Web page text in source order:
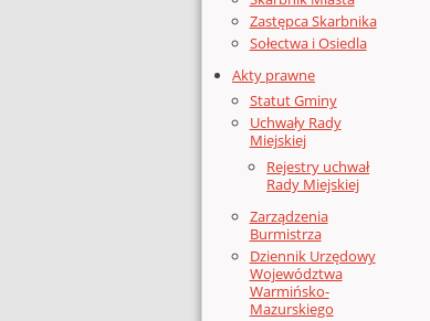
Zastępca Skarbnika
Sołectwa i Osiedla
Akty prawne
Statut Gminy
Uchwały Rady
Miejskiej
Rejestry uchwał
Rady Miejskiej
Zarządzenia
Burmistrza
Dziennik Urzędowy
Województwa
Warmińsko-
Mazurskiego